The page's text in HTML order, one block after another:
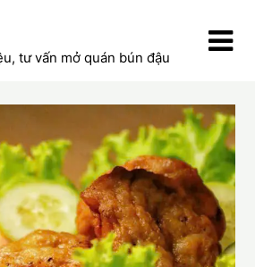
tư vấn mở quán bún đậu